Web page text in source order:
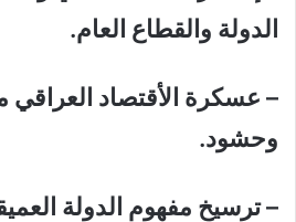
الدولة والقطاع العام.
– عسكرة الأقتصاد
وحشود.
– ترسيخ مفهوم الدولة